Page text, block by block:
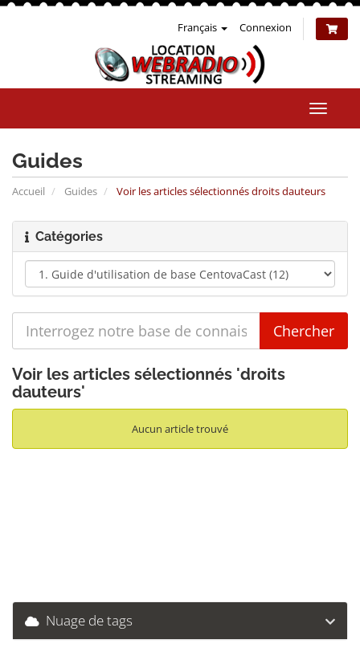
Français Connexion
la
Guides
Accueil Guides Voir les articles sélectionnés droits dauteurs
Catégories
Voir les articles sélectionnés 'droits
dauteurs'
Aucun article trouvé
Nuage de tags